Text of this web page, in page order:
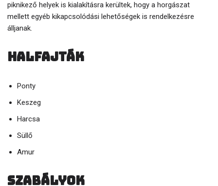
piknikező helyek is kialakításra kerültek, hogy a horgászat
mellett egyéb kikapcsolódási lehetőségek is rendelkezésre
álljanak.
Halfajták
Ponty
Keszeg
Harcsa
Süllő
Amur
Szabályok